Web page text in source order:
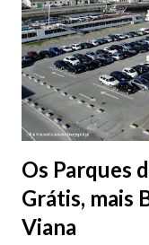
Os Parques
Grátis, mais
Viana